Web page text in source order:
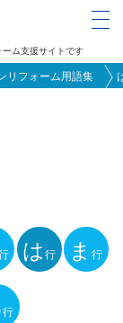
ム支援サイトです
リフォーム用語集
は行 ま行
行